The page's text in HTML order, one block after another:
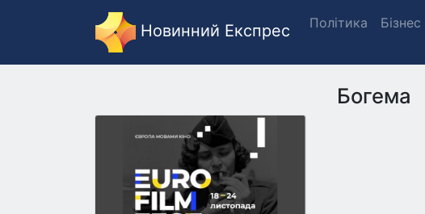
Новинний Експрес Політика Бізнес
Богема